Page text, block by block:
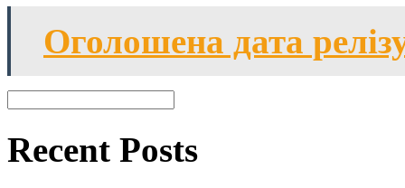
Оголошена дата
Recent Posts